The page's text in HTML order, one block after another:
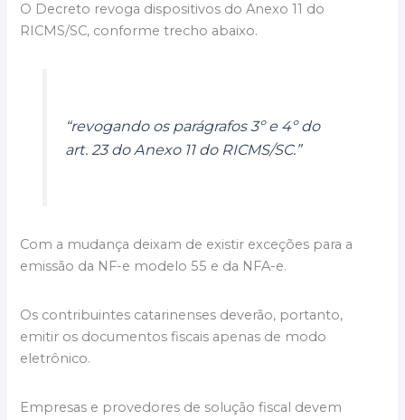
O Decreto revoga dispositivos do Anexo 11 do
RICMS/SC, conforme trecho abaixo.
“revogando os parágrafos 3º e 4º do
art. 23 do Anexo 11 do RICMS/SC.”
Com a mudança deixam de existir exceções para a
emissão da NF-e modelo 55 e da NFA-e.
Os contribuintes catarinenses deverão, portanto,
emitir os documentos fiscais apenas de modo
eletrônico.
Empresas e provedores de solução fiscal devem